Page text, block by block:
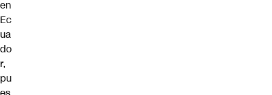
en
Ec
ua
do
r,
pu